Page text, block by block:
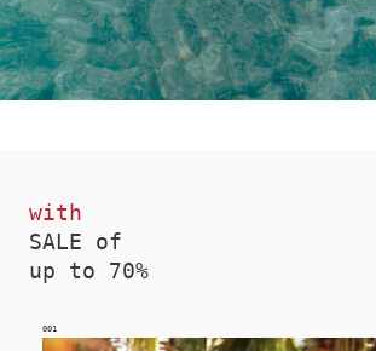
with
SALE of
up to 70%
002